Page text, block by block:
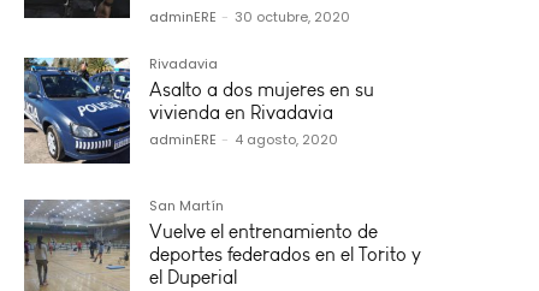
adminERE - 30 octubre, 2020
Rivadavia
Asalto a dos mujeres en su
vivienda en Rivadavia
adminERE - 4 agosto, 2020
San Martín
Vuelve el entrenamiento de
deportes federados en el Torito y
el Duperial